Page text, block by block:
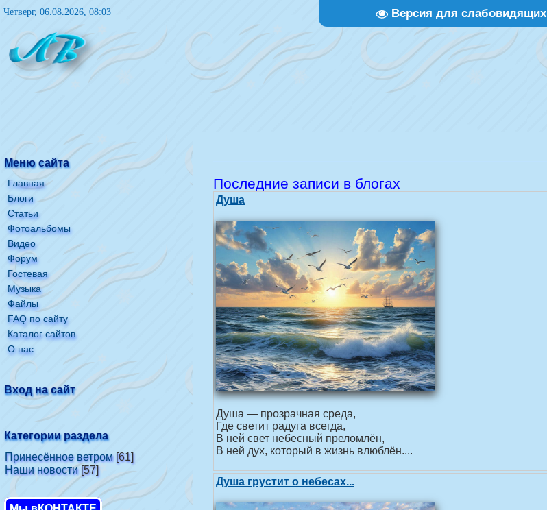
Версия для слабовидящих
Четверг, 06.08.2026, 08:03
Меню сайта
Главная
Блоги
Статьи
Фотоальбомы
Видео
Форум
Гостевая
Музыка
Файлы
FAQ по сайту
Каталог сайтов
О нас
Вход на сайт
Категории раздела
Принесённое ветром [61]
Наши новости [57]
Последние записи в блогах
Душа
Душа — прозрачная среда,
Где светит радуга всегда,
В ней свет небесный преломлён,
В ней дух, который в жизнь влюблён....
Душа грустит о небесах...